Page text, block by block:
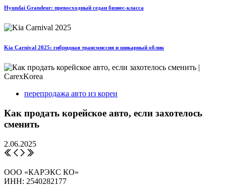
Hyundai Grandeur: превосходный седан бизнес-класса
Kia Carnival 2025: гибридная трансмиссия и шикарный облик
перепродажа авто из кореи
Как продать корейское авто, если захотелось
сменить
2.06.2025
ООО «КАРЭКС КО»
ИНН: 2540282177